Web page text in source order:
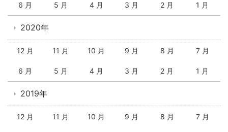
6 月 5 月 4 月 3 月 2 月 1 月
2020年
12 月 11 月 10 月 9 月 8 月 7 月
6 月 5 月 4 月 3 月 2 月 1 月
2019年
12 月 11 月 10 月 9 月 8 月 7 月